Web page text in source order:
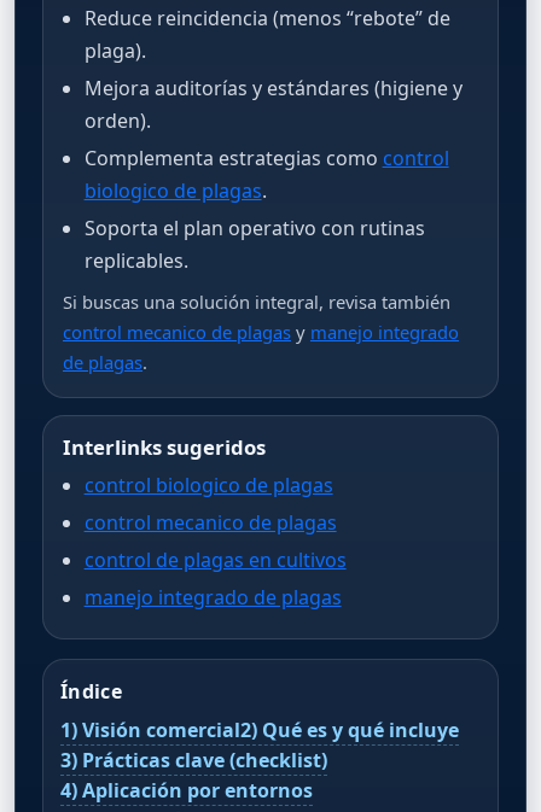
Reduce reincidencia (menos “rebote” de
plaga).
Mejora auditorías y estándares (higiene y
orden).
Complementa estrategias como control
biologico de plagas.
Soporta el plan operativo con rutinas
replicables.
Si buscas una solución integral, revisa también
control mecanico de plagas y manejo integrado
de plagas.
Interlinks sugeridos
control biologico de plagas
control mecanico de plagas
control de plagas en cultivos
manejo integrado de plagas
Índice
1) Visión comercial2) Qué es y qué incluye
3) Prácticas clave (checklist)
4) Aplicación por entornos